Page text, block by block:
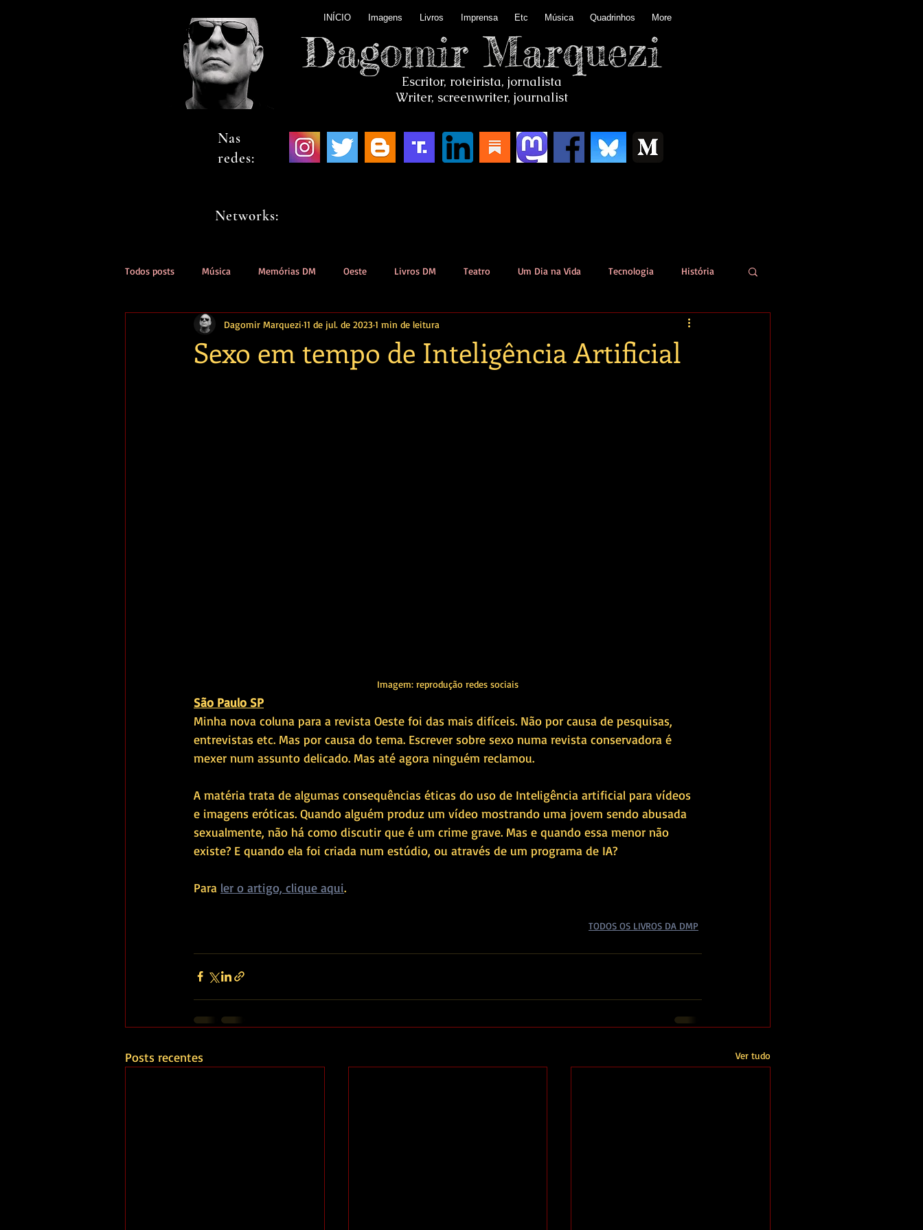
INÍCIO Imagens Livros Imprensa Etc Música Quadrinhos More
Dagomir Marquezi
Escritor, roteirista, jornalista
Writer, screenwriter, journalist
Nas
redes:
Networks:
Todos posts Música Memórias DM Oeste Livros DM Teatro Um Dia na Vida Tecnologia História
Sexo em tempo de Inteligência Artificial
Dagomir Marquezi 11 de jul. de 20231 min de leitura
Imagem: reprodução redes sociais
São Paulo SP
Minha nova coluna para a revista Oeste foi das mais difíceis. Não por causa de pesquisas,
entrevistas etc. Mas por causa do tema. Escrever sobre sexo numa revista conservadora é
mexer num assunto delicado. Mas até agora ninguém reclamou.
A matéria trata de algumas consequências éticas do uso de Inteligência artificial para vídeos
e imagens eróticas. Quando alguém produz um vídeo mostrando uma jovem sendo abusada
sexualmente, não há como discutir que é um crime grave. Mas e quando essa menor não
existe? E quando ela foi criada num estúdio, ou através de um programa de IA?
Para ler o artigo, clique aqui.
TODOS OS LIVROS DA DMP
Posts recentes Ver tudo